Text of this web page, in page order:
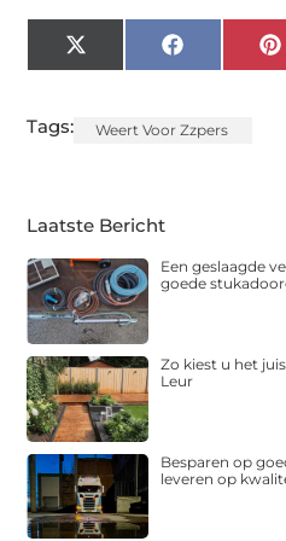
X
(Twitter)
Facebook
Tags: Weert Voor Zzpers
Laatste Bericht
Een geslaagde
goede
Zo kiest u het
Leur
Besparen op
leveren op